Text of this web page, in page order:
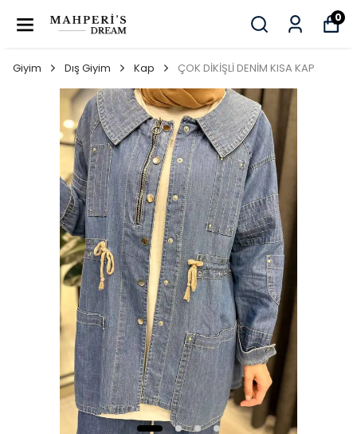
0
Giyim Dış Giyim Kap ÇOK DİKİŞLİ DENİM KISA KAP